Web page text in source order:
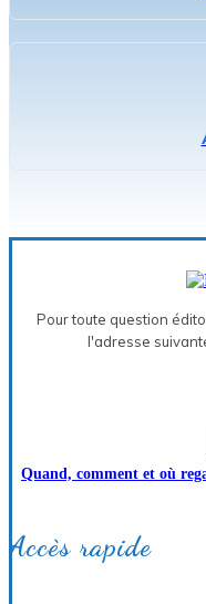
Pour toute question
l'adresse
Quand, comment et où
Accès rapide